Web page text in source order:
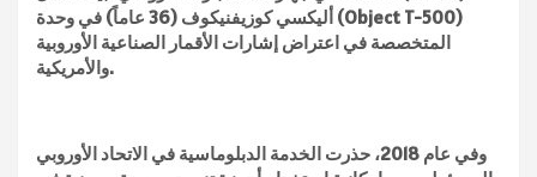
أليكسي كوزيفنيكوف (36 عاماً) في وحدة (Object T-500)
المتخصصة في اعتراض إشارات الأقمار الصناعية الأوروبية
والأمريكية.
وفي عام 2018، حذرت الخدمة الدبلوماسية في الاتحاد الأوروبي